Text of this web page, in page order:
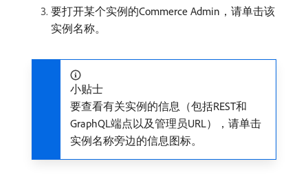
要打开某个实例的Commerce Admin，请单击该
实例名称。
小贴士
要查看有关实例的信息（包括REST和
GraphQL端点以及管理员URL），请单击
实例名称旁边的信息图标。